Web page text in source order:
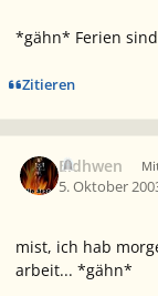
*gähn* Ferien
Zitieren
Eldhwen
5. Oktober
mist, ich hab
arbeit... *gähn*